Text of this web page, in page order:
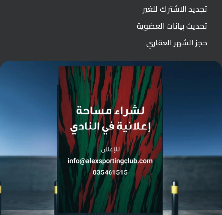
تجديد الاشتراك للغير
تحديث بيانات العضوية
حجز الشهر العقاري